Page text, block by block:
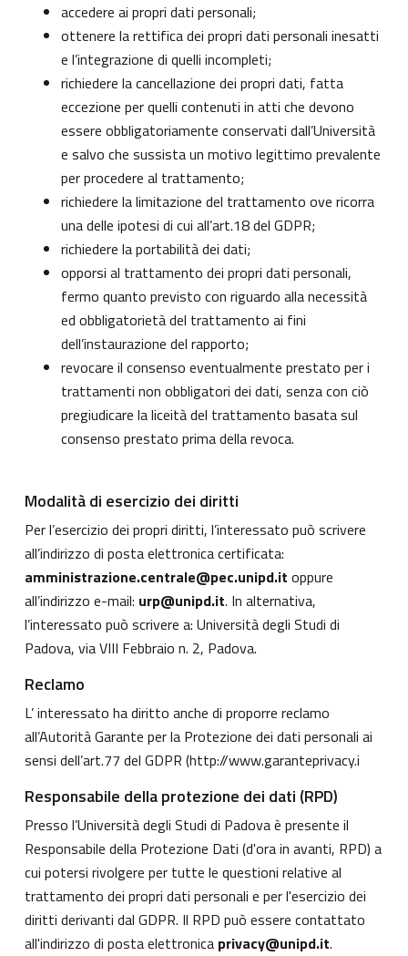
accedere ai propri dati personali;
ottenere la rettifica dei propri dati personali inesatti
e l’integrazione di quelli incompleti;
richiedere la cancellazione dei propri dati, fatta
eccezione per quelli contenuti in atti che devono
essere obbligatoriamente conservati dall’Università
e salvo che sussista un motivo legittimo prevalente
per procedere al trattamento;
richiedere la limitazione del trattamento ove ricorra
una delle ipotesi di cui all’art.18 del GDPR;
richiedere la portabilità dei dati;
opporsi al trattamento dei propri dati personali,
fermo quanto previsto con riguardo alla necessità
ed obbligatorietà del trattamento ai fini
dell’instaurazione del rapporto;
revocare il consenso eventualmente prestato per i
trattamenti non obbligatori dei dati, senza con ciò
pregiudicare la liceità del trattamento basata sul
consenso prestato prima della revoca.
Modalità di esercizio dei diritti
Per l’esercizio dei propri diritti, l’interessato può scrivere
all’indirizzo di posta elettronica certificata:
amministrazione.centrale@pec.unipd.it oppure
all’indirizzo e-mail: urp@unipd.it. In alternativa,
l’interessato può scrivere a: Università degli Studi di
Padova, via VIII Febbraio n. 2, Padova.
Reclamo
L’ interessato ha diritto anche di proporre reclamo
all’Autorità Garante per la Protezione dei dati personali ai
sensi dell’art.77 del GDPR (http://www.garanteprivacy.i
Responsabile della protezione dei dati (RPD)
Presso l’Università degli Studi di Padova è presente il
Responsabile della Protezione Dati (d'ora in avanti, RPD) a
cui potersi rivolgere per tutte le questioni relative al
trattamento dei propri dati personali e per l'esercizio dei
diritti derivanti dal GDPR. Il RPD può essere contattato
all'indirizzo di posta elettronica privacy@unipd.it.